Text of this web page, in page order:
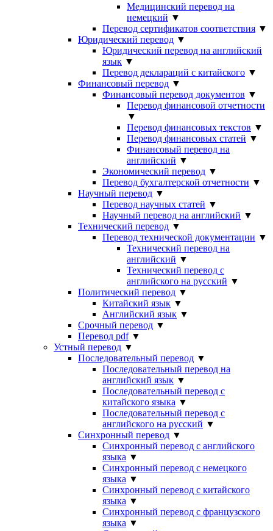
Медицинский перевод на
немецкий ▼
Перевод сертификатов соответствия ▼
Юридический перевод ▼
Юридический перевод на английский
язык ▼
Перевод деклараций с китайского ▼
Финансовый перевод ▼
Финансовый перевод документов ▼
Перевод финансовой отчетности
▼
Перевод финансовых текстов ▼
Перевод финансовых статей ▼
Финансовый перевод на
английский ▼
Экономический перевод ▼
Перевод бухгалтерской отчетности ▼
Научный перевод ▼
Перевод научных статей ▼
Научный перевод на английский ▼
Технический перевод ▼
Перевод технической документации ▼
Технический перевод на
английский ▼
Технический перевод с
английского на русский ▼
Политический перевод ▼
Китайский язык ▼
Английский язык ▼
Срочный перевод ▼
Перевод pdf▼
Устный перевод ▼
Последовательный перевод ▼
Последовательный перевод на
английский язык ▼
Последовательный перевод с
китайского языка ▼
Последовательный перевод с
английского на русский ▼
Синхронный перевод ▼
Синхронный перевод с английского
языка ▼
Синхронный перевод с немецкого
языка ▼
Синхронный перевод с китайского
языка ▼
Синхронный перевод с французского
языка ▼